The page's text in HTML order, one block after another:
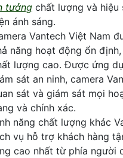
tưởng chất lượng và
ánh sáng.
Vantech Việt Nam
năng hoạt động ổn
lượng cao. Được ứng
sát an ninh, camera
sát và giám sát mọi
và chính xác.
năng chất lượng khác
vụ hỗ trợ khách hàng
cao nhất từ phía người